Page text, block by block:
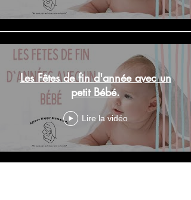
Les Fêtes de fin d'année avec un
petit Bébé.
Lire la vidéo